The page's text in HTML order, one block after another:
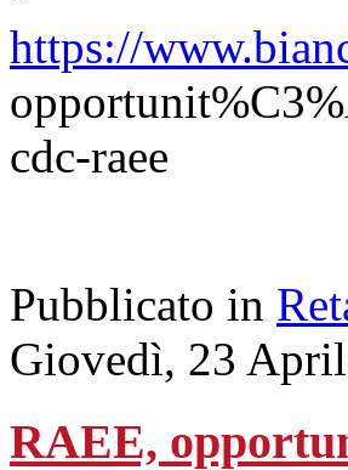
https://
cdc-raee
Pubblicato in
Giovedì, 23
RAEE,